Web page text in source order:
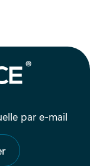
par e-mail